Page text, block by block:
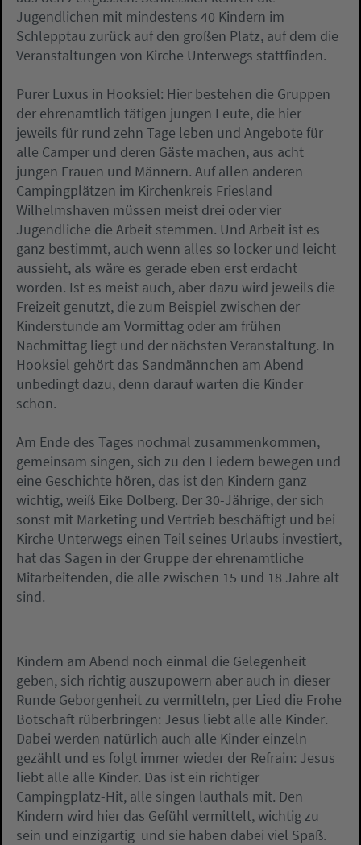
Jugendlichen mit mindestens 40 Kindern im
Schlepptau zurück auf den großen Platz, auf dem die
Veranstaltungen von Kirche Unterwegs stattfinden.
Purer Luxus in Hooksiel: Hier bestehen die Gruppen
der ehrenamtlich tätigen jungen Leute, die hier
jeweils für rund zehn Tage leben und Angebote für
alle Camper und deren Gäste machen, aus acht
jungen Frauen und Männern. Auf allen anderen
Campingplätzen im Kirchenkreis Friesland 
Wilhelmshaven müssen meist drei oder vier
Jugendliche die Arbeit stemmen. Und Arbeit ist es
ganz bestimmt, auch wenn alles so locker und leicht
aussieht, als wäre es gerade eben erst erdacht
worden. Ist es meist auch, aber dazu wird jeweils die
Freizeit genutzt, die zum Beispiel zwischen der
Kinderstunde am Vormittag oder am frühen
Nachmittag liegt und der nächsten Veranstaltung. In
Hooksiel gehört das Sandmännchen am Abend
unbedingt dazu, denn darauf warten die Kinder
schon.
Am Ende des Tages nochmal zusammenkommen,
gemeinsam singen, sich zu den Liedern bewegen und
eine Geschichte hören, das ist den Kindern ganz
wichtig, weiß Eike Dolberg. Der 30-Jährige, der sich
sonst mit Marketing und Vertrieb beschäftigt und bei
Kirche Unterwegs einen Teil seines Urlaubs investiert,
hat das Sagen in der Gruppe der ehrenamtliche
Mitarbeitenden, die alle zwischen 15 und 18 Jahre alt
sind.
Kindern am Abend noch einmal die Gelegenheit
geben, sich richtig auszupowern aber auch in dieser
Runde Geborgenheit zu vermitteln, per Lied die Frohe
Botschaft rüberbringen: Jesus liebt alle alle Kinder.
Dabei werden natürlich auch alle Kinder einzeln
gezählt und es folgt immer wieder der Refrain: Jesus
liebt alle alle Kinder. Das ist ein richtiger
Campingplatz-Hit, alle singen lauthals mit. Den
Kindern wird hier das Gefühl vermittelt, wichtig zu
sein und einzigartig  und sie haben dabei viel Spaß.